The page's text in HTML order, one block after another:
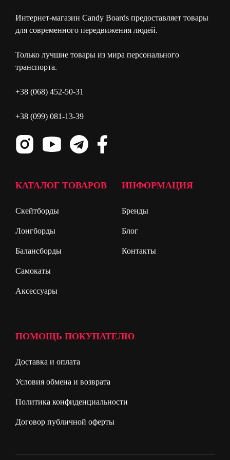
Интернет-магазин Candy Boards предоставляет товары
для современного передвижения людей.
Только лучшие товары из мира персонального
транспорта.
+38 (068) 452-50-31
+38 (099) 081-13-39
КАТАЛОГ ТОВАРОВ
Скейтборды
Лонгборды
Балансборды
Самокаты
Аксессуары
ИНФОРМАЦИЯ
Бренды
Блог
Контакты
ПОМОЩЬ ПОКУПАТЕЛЮ
Доставка и оплата
Условия обмена и возврата
Политика конфиденциальности
Договор публичной оферты